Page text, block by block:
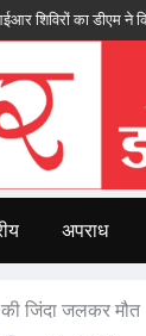
डीएम ने किया
अपराध
जिंदा जलकर मौत